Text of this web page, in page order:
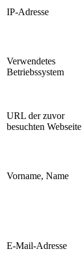
IP-Adresse
Verwendetes
Betriebssystem
URL der zuvor
besuchten Webseite
Vorname, Name
E-Mail-Adresse